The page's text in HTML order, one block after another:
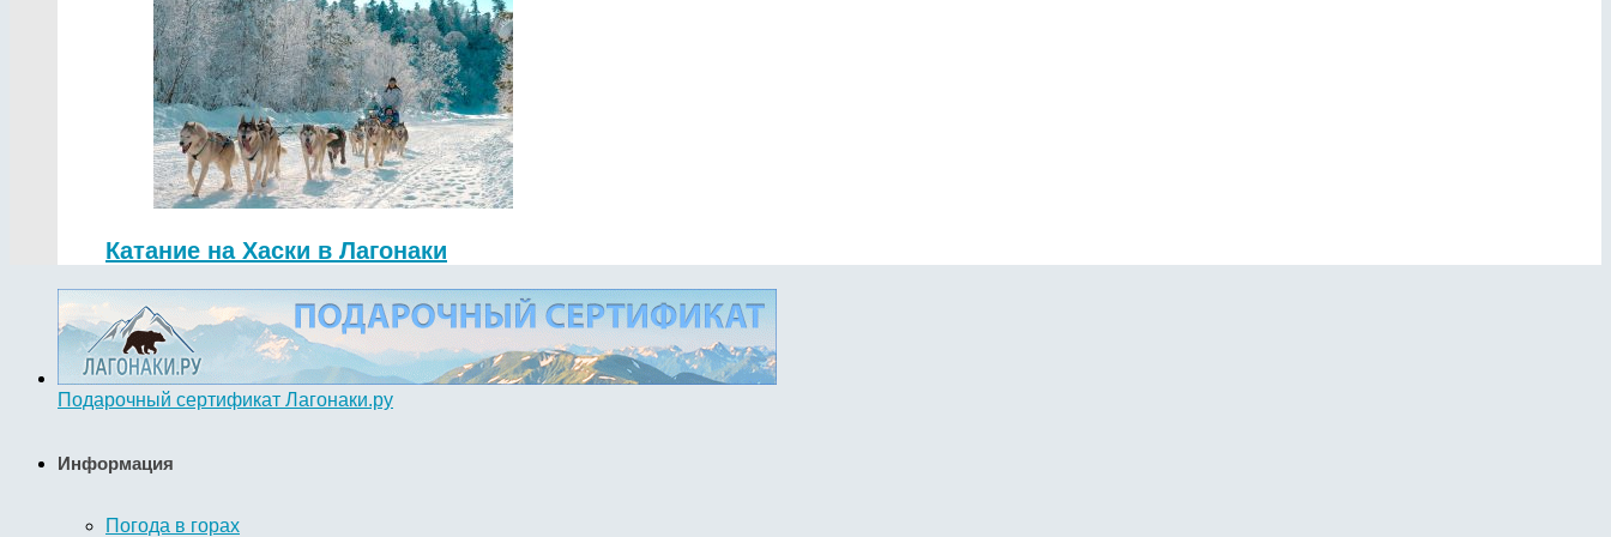
Катание на Хаски в Лагонаки
Подарочный сертификат Лагонаки.ру
Информация
Погода в горах